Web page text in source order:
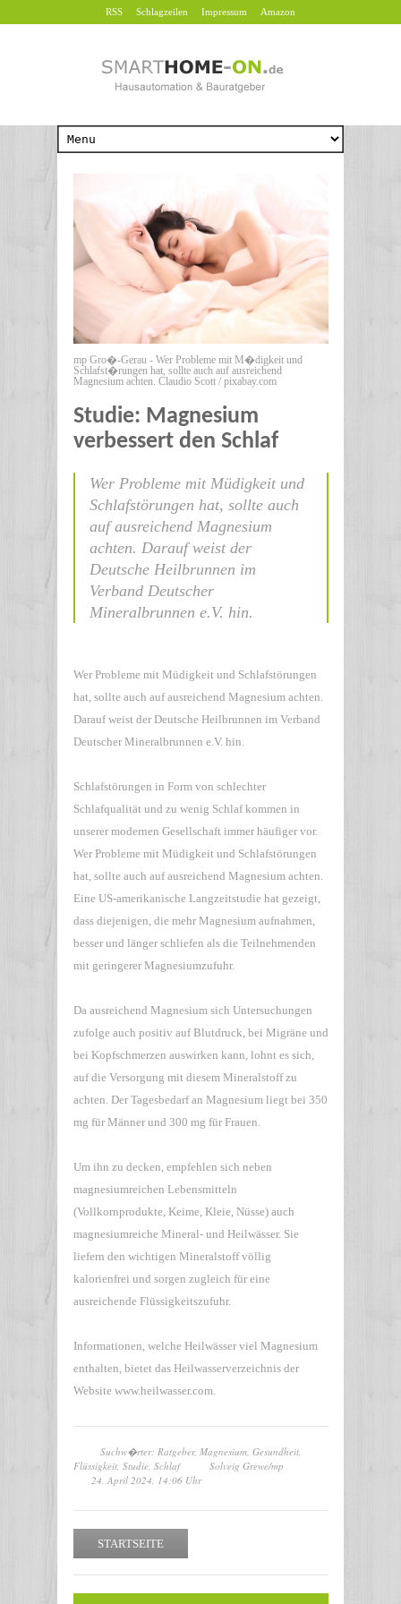
RSS Schlagzeilen Impressum Amazon
mp Gro�-Gerau - Wer Probleme mit M�digkeit und
Schlafst�rungen hat, sollte auch auf ausreichend
Magnesium achten. Claudio Scott / pixabay.com
Studie: Magnesium
verbessert den Schlaf
Wer Probleme mit Müdigkeit und
Schlafstörungen hat, sollte auch
auf ausreichend Magnesium
achten. Darauf weist der
Deutsche Heilbrunnen im
Verband Deutscher
Mineralbrunnen e.V. hin.
Wer Probleme mit Müdigkeit und Schlafstörungen
hat, sollte auch auf ausreichend Magnesium achten.
Darauf weist der Deutsche Heilbrunnen im Verband
Deutscher Mineralbrunnen e.V. hin.
Schlafstörungen in Form von schlechter
Schlafqualität und zu wenig Schlaf kommen in
unserer modernen Gesellschaft immer häufiger vor.
Wer Probleme mit Müdigkeit und Schlafstörungen
hat, sollte auch auf ausreichend Magnesium achten.
Eine US-amerikanische Langzeitstudie hat gezeigt,
dass diejenigen, die mehr Magnesium aufnahmen,
besser und länger schliefen als die Teilnehmenden
mit geringerer Magnesiumzufuhr.
Da ausreichend Magnesium sich Untersuchungen
zufolge auch positiv auf Blutdruck, bei Migräne und
bei Kopfschmerzen auswirken kann, lohnt es sich,
auf die Versorgung mit diesem Mineralstoff zu
achten. Der Tagesbedarf an Magnesium liegt bei 350
mg für Männer und 300 mg für Frauen.
Um ihn zu decken, empfehlen sich neben
magnesiumreichen Lebensmitteln
(Vollkornprodukte, Keime, Kleie, Nüsse) auch
magnesiumreiche Mineral- und Heilwässer. Sie
liefern den wichtigen Mineralstoff völlig
kalorienfrei und sorgen zugleich für eine
ausreichende Flüssigkeitszufuhr.
Informationen, welche Heilwässer viel Magnesium
enthalten, bietet das Heilwasserverzeichnis der
Website www.heilwasser.com.
Suchw�rter: Ratgeber, Magnesium, Gesundheit,
Flüssigkeit, Studie, Schlaf
Solveig Grewe/mp
24. April 2024, 14:06 Uhr
STARTSEITE